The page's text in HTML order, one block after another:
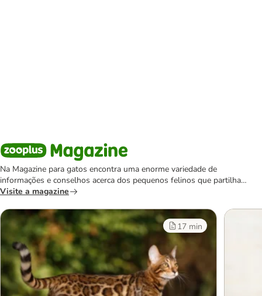
Na Magazine para gatos encontra uma enorme variedade de
informações e conselhos acerca dos pequenos felinos que partilham
o quotidiano connosco e ainda todas as dicas importantes caso
Visite a magazine
17 min